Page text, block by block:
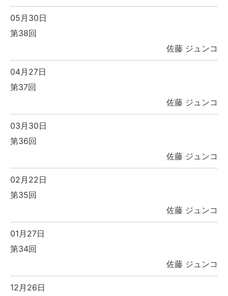
05月30日
第38回
佐藤 ジュンコ
04月27日
第37回
佐藤 ジュンコ
03月30日
第36回
佐藤 ジュンコ
02月22日
第35回
佐藤 ジュンコ
01月27日
第34回
佐藤 ジュンコ
12月26日